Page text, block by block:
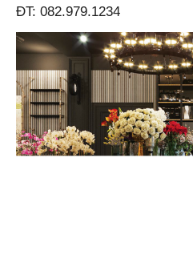
ĐT: 082.979.1234